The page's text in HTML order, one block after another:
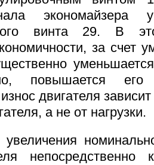
экономайзера
винта 29. В
за счет
повышается
двигателя
а не от нагрузки.
увеличения
непосредственно